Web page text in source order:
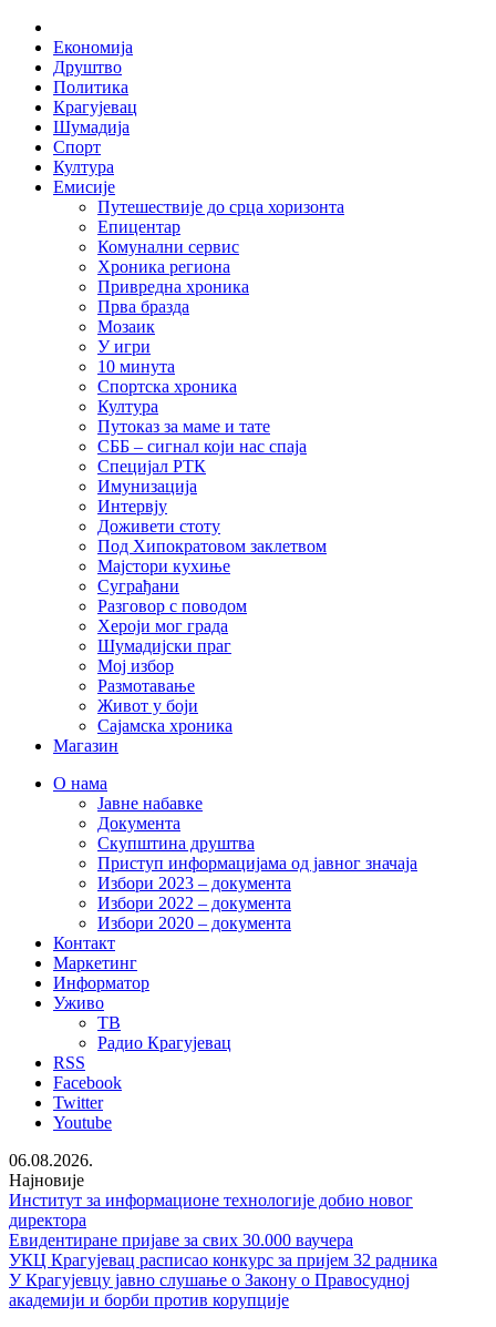
Skip
content
Економија
Друштво
Политика
Крагујевац
Шумадија
Спорт
Култура
Емисије
Путешествије до срца хоризонта
Епицентар
Комунални сервис
Хроника региона
Привредна хроника
Прва бразда
Мозаик
У игри
10 минута
Спортска хроника
Култура
Путоказ за маме и тате
СББ – сигнал који нас спаја
Специјал РТК
Имунизација
Интервју
Доживети стоту
Под Хипократовом заклетвом
Мајстори кухиње
Суграђани
Разговор с поводом
Хероји мог града
Шумадијски праг
Мој избор
Размотавање
Живот у боји
Сајамска хроника
Магазин
О нама
Јавне набавке
Документа
Скупштина друштва
Приступ информацијама од јавног значаја
Избори 2023 – документа
Избори 2022 – документа
Избори 2020 – документа
Контакт
Маркетинг
Информатор
Уживо
ТВ
Радио Крагујевац
RSS
Facebook
Twitter
Youtube
06.08.2026.
Најновије
Институт за информационе технологије добио новог
директора
Евидентиране пријаве за свих 30.000 ваучера
УКЦ Крагујевац расписао конкурс за пријем 32 радника
У Крагујевцу јавно слушање о Закону о Правосудној
академији и борби против корупције